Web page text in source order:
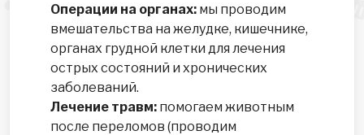
Операции на органах: мы проводим
вмешательства на желудке, кишечнике,
органах грудной клетки для лечения
острых состояний и хронических
заболеваний.
Лечение травм: помогаем животным
после переломов (проводим